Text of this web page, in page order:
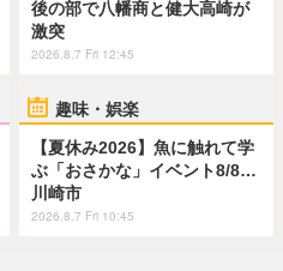
後の部で八幡商と健大高崎が
激突
2026.8.7 Fri 12:45
趣味・娯楽
【夏休み2026】魚に触れて学
ぶ「おさかな」イベント8/8…
川崎市
2026.8.7 Fri 10:45